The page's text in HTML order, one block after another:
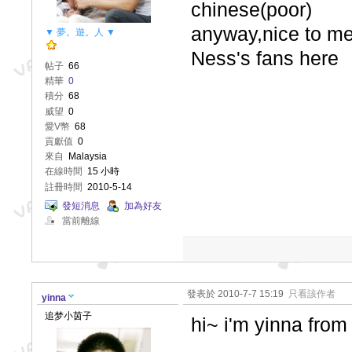
▼ 夢。遊。人 ▼
帖子 66
精華 0
積分 68
威望 0
愛V幣 68
貢獻值 0
來自
Malaysia
在線時間
15 小時
註冊時間 2010-5-14
發短消息
加為好友
當前離線
chinese(poor)
anyway,nice to
Ness's fans here
yinna
追梦小茵子
發表於 2010-7-7 15:19 只看該作者
hi~ i'm yinna